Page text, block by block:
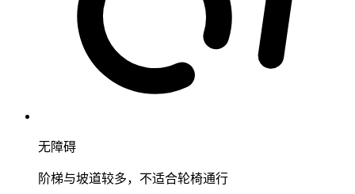
无障碍
阶梯与坡道较多，不适合轮椅通行